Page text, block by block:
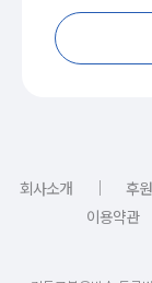
회사소개 ｜ 후
이용약관